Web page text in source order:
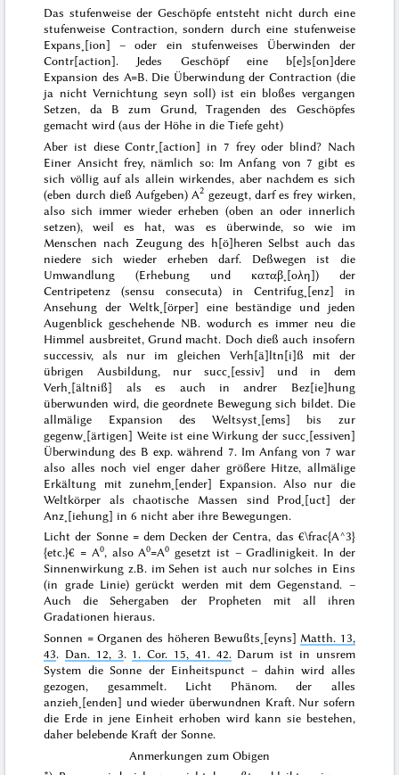
Das stufenweise der Geschöpfe entsteht nicht durch eine
stufenweise Contraction, sondern durch eine stufenweise
Expans˖[ion] – oder ein stufenweises Überwinden der
Contr[action]. Jedes Geschöpf eine b[e]s[on]dere
Expansion des A=B. Die Überwindung der Contraction (die
ja nichtVernichtung seyn soll) ist ein bloßes vergangen
Setzen, da B zum Grund, Tragenden des Geschöpfes
gemacht wird (aus der Höhe in die Tiefe geht)
Aber ist diese Contr˖[action] in 7 frey oder blind? Nach
Einer Ansicht frey, nämlich so: Im Anfang von 7 gibt es
sich völlig auf als allein wirkendes, aber nachdem es sich
(eben durch dieß Aufgeben) A2 gezeugt, darf esfrey wirken,
also sich immer wieder erheben (oben an oder innerlich
setzen), weil es hat, was es überwinde, so wie im
Menschen nach Zeugung des h[ö]heren Selbst auch das
niedere sich wieder erheben darf. Deßwegen ist die
Umwandlung (Erhebung und καταβ˖[ολη]) der
Centripetenz (sensuconsecuta) in Centrifug˖[enz] in
Ansehung der Weltk˖[örper] eine beständige und jeden
Augenblick geschehende NB. wodurch es immer neu die
Himmel ausbreitet, Grund macht. Doch dieß auch insofern
successiv, als nur im gleichen Verh[ä]ltn[i]ß mit der
übrigen Ausbildung, nur succ˖[essiv] und in dem
Verh˖[ältniß] als es auch in andrer Bez[ie]hung
überwunden wird, die geordnete Bewegung sich bildet. Die
allmälige Expansion des Weltsyst˖[ems] bis zur
gegenw˖[ärtigen] Weite ist eine Wirkung der succ˖[essiven]
Überwindung des B exp. während 7. Im Anfang von 7 war
also alles noch viel engerdaher größere Hitze, allmälige
Erkältung mit zunehm˖[ender] Expansion. Also nur die
Weltkörper als chaotische Massen sind Prod˖[uct] der
Anz˖[iehung] in 6 nicht aber ihre Bewegungen.
Licht der Sonne = dem Decken der Centra, das €\frac{A^3}
{etc.}€ = A0, also A0=A0 gesetzt ist – Gradlinigkeit. In der
Sinnenwirkung z.B. im Sehen ist auch nursolches in Eins
(in grade Linie) gerückt werden mit dem Gegenstand. –
Auch die Sehergaben der Propheten mit all ihren
Gradationen hieraus.
Sonnen = Organen des höheren Bewußts˖[eyns] Matth. 13,
43. Dan. 12, 3. 1. Cor. 15, 41. 42. Darum ist in unsrem
System die Sonne der Einheitspunct – dahin wird alles
gezogen, gesammelt. Licht Phänom.der alles
anzieh˖[enden] und wieder überwundnen Kraft. Nur sofern
die Erde in jene Einheit erhoben wird kann sie bestehen,
daher belebende Kraft der Sonne.
Anmerkungen zum Obigen